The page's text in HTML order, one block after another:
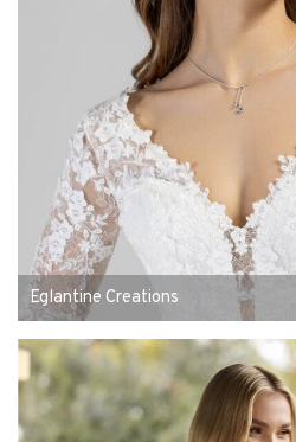
Eglantine Creations